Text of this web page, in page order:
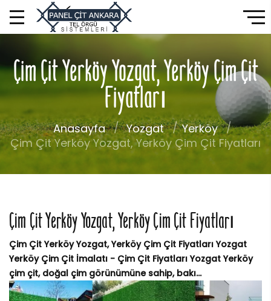
Çim Çit Yerköy Yozgat, Yerköy Çim Çit
Fiyatları
Anasayfa Yozgat
Yerköy
Çim Çit Yerköy Yozgat, Yerköy Çim Çit Fiyatları
Çim Çit Yerköy Yozgat, Yerköy Çim Çit Fiyatları
Çim Çit Yerköy Yozgat, Yerköy Çim Çit Fiyatları Yozgat
Yerköy Çim Çit İmalatı - Çim Çit Fiyatları Yozgat Yerköy
çim çit, doğal çim görünümüne sahip, bakı...